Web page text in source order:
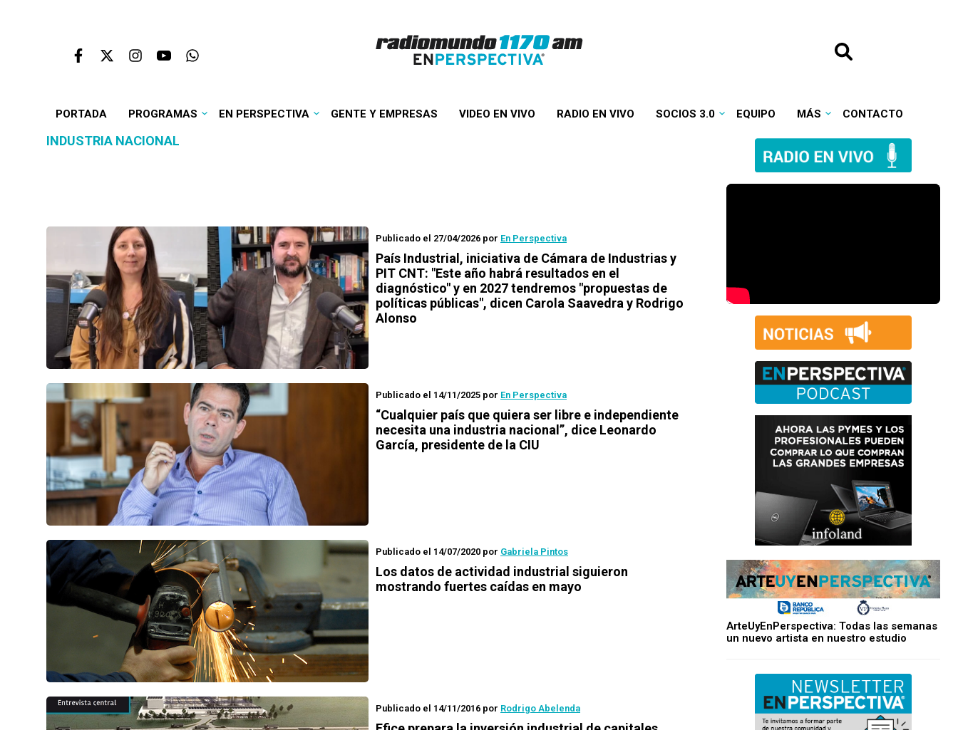
PORTADA PROGRAMAS EN PERSPECTIVA GENTE Y EMPRESAS VIDEO EN VIVO RADIO EN VIVO SOCIOS 3.0 EQUIPO MÁS CONTACTO
INDUSTRIA NACIONAL
Publicado el 27/04/2026 por En Perspectiva
País Industrial, iniciativa de Cámara de Industrias y
PIT CNT: "Este año habrá resultados en el
diagnóstico" y en 2027 tendremos "propuestas de
políticas públicas", dicen Carola Saavedra y Rodrigo
Alonso
Publicado el 14/11/2025 por En Perspectiva
“Cualquier país que quiera ser libre e independiente
necesita una industria nacional”, dice Leonardo
García, presidente de la CIU
Publicado el 14/07/2020 por Gabriela Pintos
Los datos de actividad industrial siguieron
mostrando fuertes caídas en mayo
Publicado el 14/11/2016 por Rodrigo Abelenda
ArteUyEnPerspectiva: Todas las semanas
un nuevo artista en nuestro estudio